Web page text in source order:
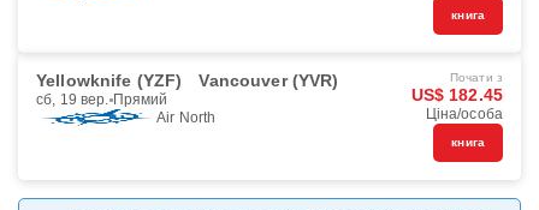
книга
Yellowknife (YZF) Vancouver (YVR)
сб, 19 вер. Прямий
Air North
Почати з
US$ 182.45
Ціна/особа
книга